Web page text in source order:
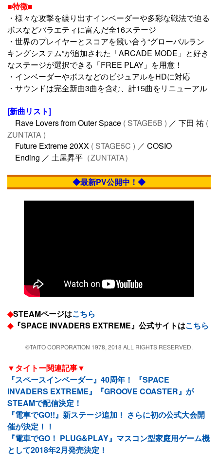
■特徴■
・様々な攻撃を繰り出すインベーダーや多彩な戦法で迫る
ボスなどバラエティに富んだ全16ステージ
・世界のプレイヤーとスコアを競い合う“グローバルラン
キングシステム”が追加された「ARCADE MODE」と好き
なステージが選択できる「FREE PLAY」を用意！
・インベーダーやボスなどのビジュアルをHDに対応
・サウンドは完全新曲3曲を含む、計15曲をリニューアル
[新曲リスト]
Rave Lovers from Outer Space ( STAGE5B ) ／ 下田 祐 (
ZUNTATA )
Future Extreme 20XX ( STAGE5C ) ／ COSIO
Ending ／ 土屋昇平 （ZUNTATA）
◆最新PV公開中！◆
◆STEAMページはこちら
◆『SPACE INVADERS EXTREME』公式サイトはこちら
©TAITO CORPORATION 1978, 2018 ALL RIGHTS RESERVED.
▼タイトー関連記事▼
『スペースインベーダー』40周年！ 『SPACE
INVADERS EXTREME』『GROOVE COASTER』が
STEAMで配信決定！
『電車でGO!!』新ステージ追加！ さらに初の公式大会開
催が決定！！
『電車でGO！ PLUG&PLAY』マスコン型家庭用ゲーム機
として2018年2月発売決定！